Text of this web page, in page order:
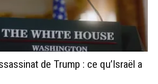
de Trump : ce qu’Israël a